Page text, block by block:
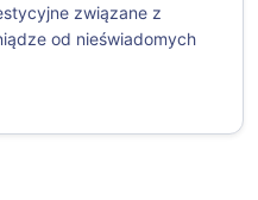
związane z
od nieświadomych